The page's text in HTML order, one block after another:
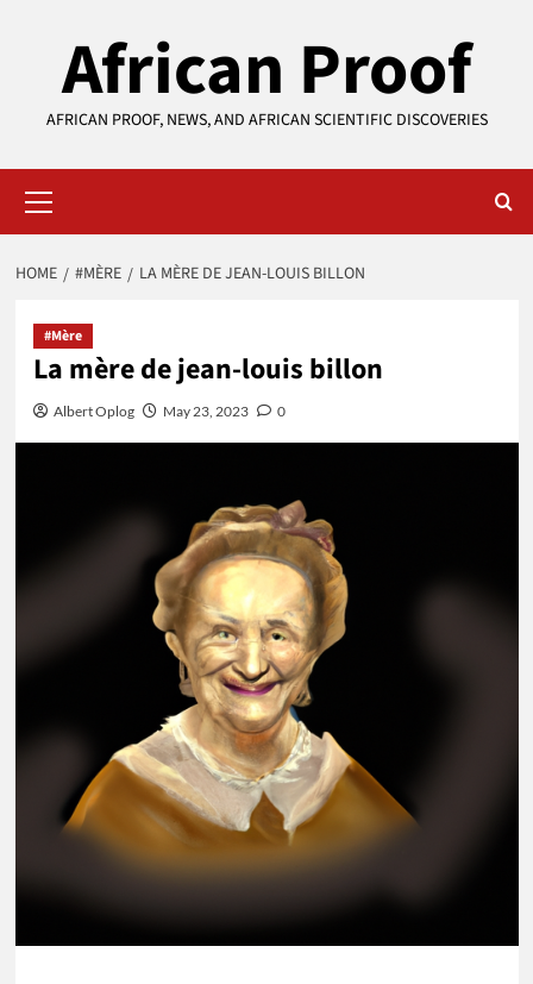
African Proof
AFRICAN PROOF, NEWS, AND AFRICAN SCIENTIFIC DISCOVERIES
Menu
HOME #MÈRE LA MÈRE DE JEAN-LOUIS BILLON
#Mère
La mère de jean-louis billon
Albert Oplog May 23, 2023 0